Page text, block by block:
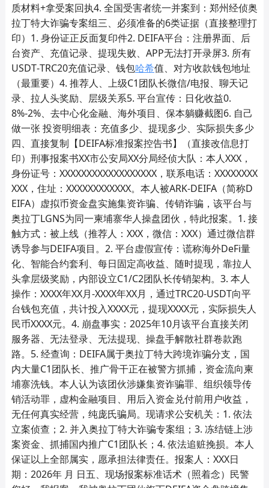
质材料+拿受案回执4. 全国受害者统一并案到：郑州经侦奥
拉丁特大诈骗专案组三、必须准备的6类证据（直接整理打
印）1. 身份证正反面复印件2. DEIFA平台：注册界面、后
台资产、充值记录、提现失败、APP无法打开录屏3. 所有
USDT‑TRC20充值记录、钱包哈希值、对方收款钱包地址
（最重要）4. 推荐人、上级C1团队长微信/电报、聊天记
录、拉人头奖励、层级关系5. 平台宣传：日化收益0.
8%‑2%、去中心化金融、海外项目、保本躺赚截图6. 自己
做一张 投资明细表：充值多少、提现多少、实际损失多少
四、直接复制【DEIFA标准报案控告书】（直接改信息打
印）刑事报案书XX市公安局XX分局经侦大队：本人XXX，
身份证号：XXXXXXXXXXXXXXXXXX，联系电话：XXXXXXXX
XXX，住址：XXXXXXXXXXXX。本人被ARK‑DEIFA（简称D
EIFA）虚拟币资金盘实施集资诈骗、传销诈骗，该平台与
奥拉丁LGNS为同一柬埔寨华人操盘团伙，特此报案。1. 接
触方式：被上线（推荐人：XXX，微信：XXX）通过微信群
诱导参与DEIFA项目。2. 平台虚假宣传：谎称海外DeFi量
化、智能合约套利、每日固定高收益、随时提现，靠拉人
头拿层级奖励，内部设立C1/C2团队长传销架构。3. 本人
操作：XXXX年XX月‑XXXX年XX月，通过TRC20‑USDT向平
台钱包充值，共计投入XXXX元，提现XXXX元，实际损失人
民币XXXX元。4. 崩盘事实：2025年10月该平台直接关闭
服务器、无法登录、无法提现、操盘手解散社群卷款跑
路。5. 经查询：DEIFA属于奥拉丁特大跨境诈骗分支，国
内大量C1团队长、推广骨干正在被警方抓捕，资金流向柬
埔寨洗钱。本人认为该团伙涉嫌集资诈骗罪、组织领导传
销活动罪，虚构金融项目、用后入资金兑付前用户收益，
无任何真实经营，纯庞氏骗局。现请求公安机关：1. 依法
立案侦查；2. 并入奥拉丁特大诈骗专案组；3. 冻结链上涉
案资金、抓捕国内推广C1团队长；4. 依法追赃挽损。本人
保证以上全部属实，愿承担法律责任。报案人：XXX日
期：2026年 月 日五、现场报案标准话术（照着念）民警